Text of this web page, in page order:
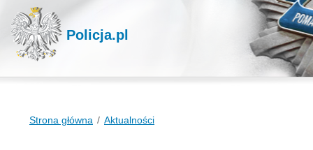
Policja.pl
Strona główna Aktualności